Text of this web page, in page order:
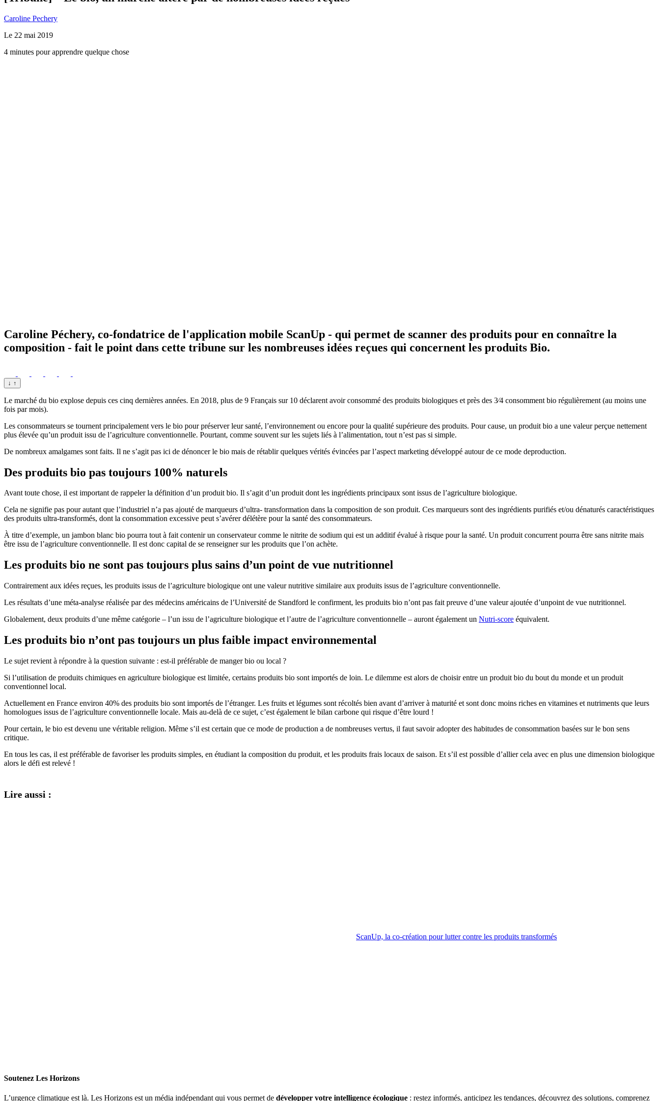
Caroline Pechery
Le 22 mai 2019
4 minutes pour apprendre quelque chose
Caroline Péchery, co-fondatrice de l'application mobile ScanUp - qui permet de scanner des produits pour en connaître la
composition - fait le point dans cette tribune sur les nombreuses idées reçues qui concernent les produits Bio.
↓ ↑
Le marché du bio explose depuis ces cinq dernières années. En 2018, plus de 9 Français sur 10 déclarent avoir consommé des produits biologiques et près des 3⁄4 consomment bio régulièrement (au moins une
fois par mois).
Les consommateurs se tournent principalement vers le bio pour préserver leur santé, l’environnement ou encore pour la qualité supérieure des produits. Pour cause, un produit bio a une valeur perçue nettement
plus élevée qu’un produit issu de l’agriculture conventionnelle. Pourtant, comme souvent sur les sujets liés à l’alimentation, tout n’est pas si simple.
De nombreux amalgames sont faits. Il ne s’agit pas ici de dénoncer le bio mais de rétablir quelques vérités évincées par l’aspect marketing développé autour de ce mode deproduction.
Des produits bio pas toujours 100% naturels
Avant toute chose, il est important de rappeler la définition d’un produit bio. Il s’agit d’un produit dont les ingrédients principaux sont issus de l’agriculture biologique.
Cela ne signifie pas pour autant que l’industriel n’a pas ajouté de marqueurs d’ultra- transformation dans la composition de son produit. Ces marqueurs sont des ingrédients purifiés et/ou dénaturés caractéristiques
des produits ultra-transformés, dont la consommation excessive peut s’avérer délétère pour la santé des consommateurs.
À titre d’exemple, un jambon blanc bio pourra tout à fait contenir un conservateur comme le nitrite de sodium qui est un additif évalué à risque pour la santé. Un produit concurrent pourra être sans nitrite mais
être issu de l’agriculture conventionnelle. Il est donc capital de se renseigner sur les produits que l’on achète.
Les produits bio ne sont pas toujours plus sains d’un point de vue nutritionnel
Contrairement aux idées reçues, les produits issus de l’agriculture biologique ont une valeur nutritive similaire aux produits issus de l’agriculture conventionnelle.
Les résultats d’une méta-analyse réalisée par des médecins américains de l’Université de Standford le confirment, les produits bio n’ont pas fait preuve d’une valeur ajoutée d’unpoint de vue nutritionnel.
Globalement, deux produits d’une même catégorie – l’un issu de l’agriculture biologique et l’autre de l’agriculture conventionnelle – auront également un Nutri-score équivalent.
Les produits bio n’ont pas toujours un plus faible impact environnemental
Le sujet revient à répondre à la question suivante : est-il préférable de manger bio ou local ?
Si l’utilisation de produits chimiques en agriculture biologique est limitée, certains produits bio sont importés de loin. Le dilemme est alors de choisir entre un produit bio du bout du monde et un produit
conventionnel local.
Actuellement en France environ 40% des produits bio sont importés de l’étranger. Les fruits et légumes sont récoltés bien avant d’arriver à maturité et sont donc moins riches en vitamines et nutriments que leurs
homologues issus de l’agriculture conventionnelle locale. Mais au-delà de ce sujet, c’est également le bilan carbone qui risque d’être lourd !
Pour certain, le bio est devenu une véritable religion. Même s’il est certain que ce mode de production a de nombreuses vertus, il faut savoir adopter des habitudes de consommation basées sur le bon sens
critique.
En tous les cas, il est préférable de favoriser les produits simples, en étudiant la composition du produit, et les produits frais locaux de saison. Et s’il est possible d’allier cela avec en plus une dimension biologique
alors le défi est relevé !
Lire aussi :
ScanUp, la co-création pour lutter contre les produits transformés
Soutenez Les Horizons
L’urgence climatique est là. Les Horizons est un média indépendant qui vous permet de développer votre intelligence écologique : restez informés, anticipez les tendances, découvrez des solutions, comprenez